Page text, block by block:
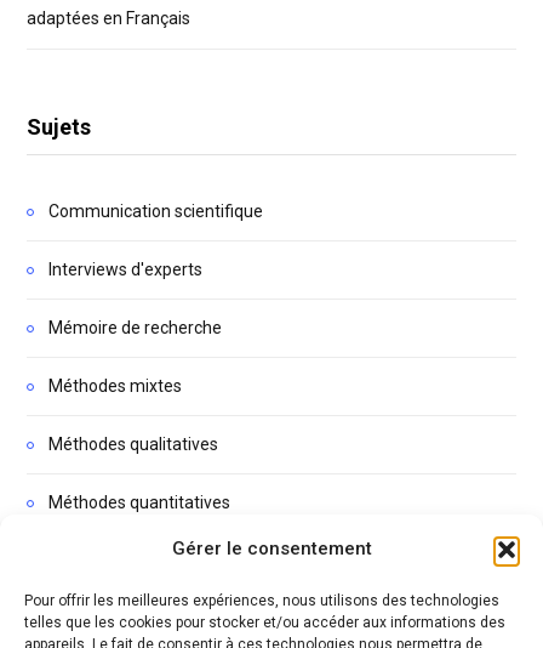
Gérer le consentement
Pour offrir les meilleures expériences, nous utilisons des technologies
telles que les cookies pour stocker et/ou accéder aux informations des
appareils. Le fait de consentir à ces technologies nous permettra de
adaptées en Français
Sujets
Communication scientifique
Interviews d'experts
Mémoire de recherche
Méthodes mixtes
Méthodes qualitatives
Méthodes quantitatives
Podcasts